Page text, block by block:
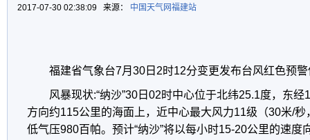
2017-07-30 02:38:09 来源： 中国天气网福建站
福建省气象台7月30日2时12分变更发布台风红色预
风暴现状:“纳沙”30日02时中心位于北纬25.1度，东
方向约115公里的海面上，近中心最大风力11级（30米/
低气压980百帕。预计“纳沙”将以每小时15-20公里的速度